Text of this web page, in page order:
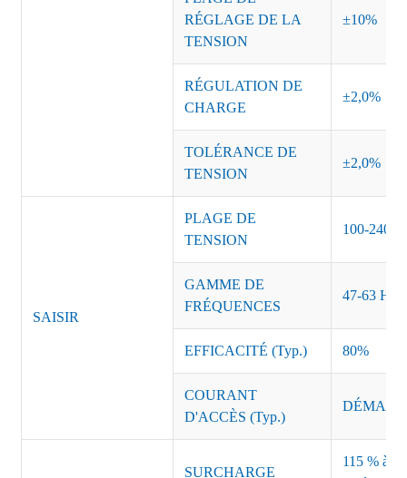
RÉGLAGE DE LA
TENSION
±10%
RÉGULATION DE
CHARGE
±2,0%
TOLÉRANCE DE
TENSION
±2,0%
SAISIR
PLAGE DE
TENSION
100-240
GAMME DE
FRÉQUENCES
47-63 Hz
EFFICACITÉ (Typ.) 80%
COURANT
D'ACCÈS (Typ.)
SURCHARGE
115 % à